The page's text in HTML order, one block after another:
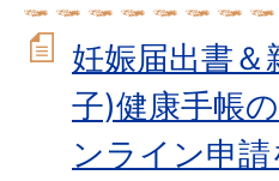
妊娠届出書＆
子)健康手帳
ンライン申請